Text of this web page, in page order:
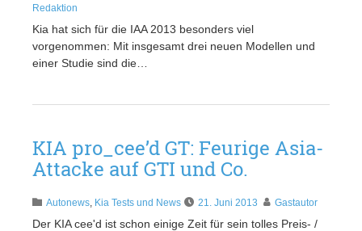
Redaktion
Kia hat sich für die IAA 2013 besonders viel
vorgenommen: Mit insgesamt drei neuen Modellen und
einer Studie sind die…
KIA pro_cee’d GT: Feurige Asia-
Attacke auf GTI und Co.
Autonews Kia Tests und News 21. Juni 2013 Gastautor
Der KIA cee'd ist schon einige Zeit für sein tolles Preis- /